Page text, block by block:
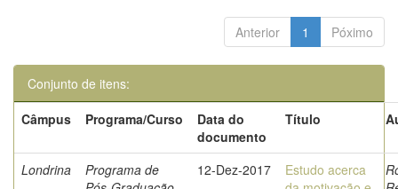
Anterior 1 Póximo
Conjunto de itens:
Câmpus
Programa/Curso
Data do
documento
Título
Londrina
Programa de
12-Dez-2017
Estudo acerca